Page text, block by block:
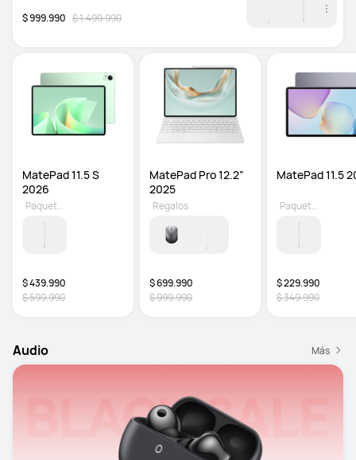
$ 999.990 $ 1.499.990
MatePad 11.5 S
$ 439.990
$ 599.990
Paquete opcional
MatePad Pro 12.2”
2025
$ 699.990
$ 999.990
Regalos
MatePad 11.5
$ 229.990
$ 349.990
Paquete opcional
Audio Más